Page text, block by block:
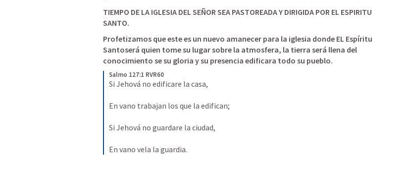
TIEMPO DE LA IGLESIA DEL SEÑOR SEA PASTOREADA Y DIRIGIDA POR EL ESPIRITU
SANTO.
Profetizamos que este es un nuevo amanecer para la iglesia donde EL Espíritu
Santoserá quien tome su lugar sobre la atmosfera, la tierra será llena del
conocimiento se su gloria y su presencia edificara todo su pueblo.
Salmo 127:1 RVR60
Si Jehová no edificare la casa,
En vano trabajan los que la edifican;
Si Jehová no guardare la ciudad,
En vano vela la guardia.